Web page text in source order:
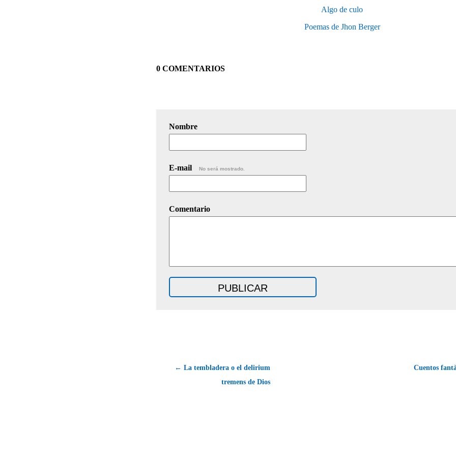
Algo de culo
Poemas de Jhon Berger
0 COMENTARIOS
Nombre
E-mail No será mostrado.
Comentario
← La tembladera o el delirium
tremens de Dios
Cuentos